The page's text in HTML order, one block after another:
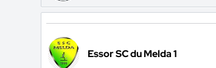
Essor SC du Melda 1